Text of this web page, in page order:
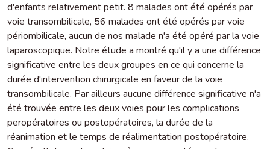
d'enfants relativement petit. 8 malades ont été opérés par
voie transombilicale, 56 malades ont été opérés par voie
périombilicale, aucun de nos malade n'a été opéré par la voie
laparoscopique. Notre étude a montré qu'il y a une différence
significative entre les deux groupes en ce qui concerne la
durée d'intervention chirurgicale en faveur de la voie
transombilicale. Par ailleurs aucune différence significative n'a
été trouvée entre les deux voies pour les complications
peropératoires ou postopératoires, la durée de la
réanimation et le temps de réalimentation postopératoire.